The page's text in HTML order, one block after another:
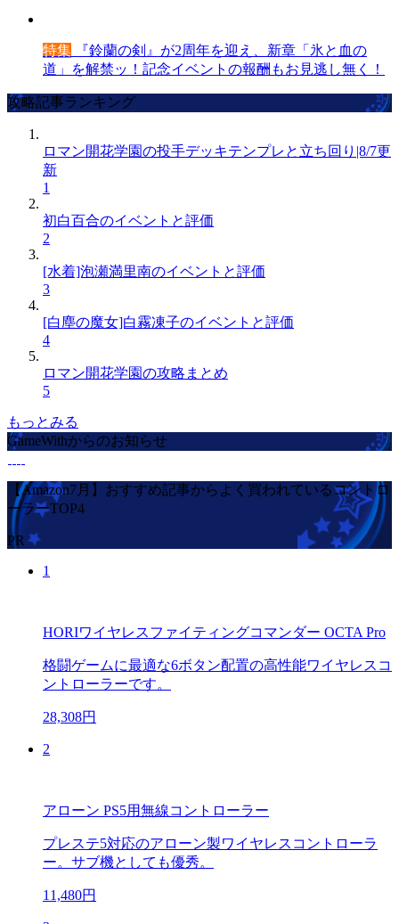
特集 『鈴蘭の剣』が2周年を迎え、新章「氷と血の
道」を解禁ッ！記念イベントの報酬もお見逃し無く！
攻略記事ランキング
ロマン開花学園の投手デッキテンプレと立ち回り|8/7更
新
1
初白百合のイベントと評価
2
[水着]泡瀬満里南のイベントと評価
3
[白塵の魔女]白霧凍子のイベントと評価
4
ロマン開花学園の攻略まとめ
5
もっとみる
GameWithからのお知らせ
【Amazon7月】おすすめ記事からよく買われているコントロ
ーラーTOP4
PR
1
HORIワイヤレスファイティングコマンダー OCTA Pro
格闘ゲームに最適な6ボタン配置の高性能ワイヤレスコ
ントローラーです。
28,308円
2
アローン PS5用無線コントローラー
プレステ5対応のアローン製ワイヤレスコントローラ
ー。サブ機としても優秀。
11,480円